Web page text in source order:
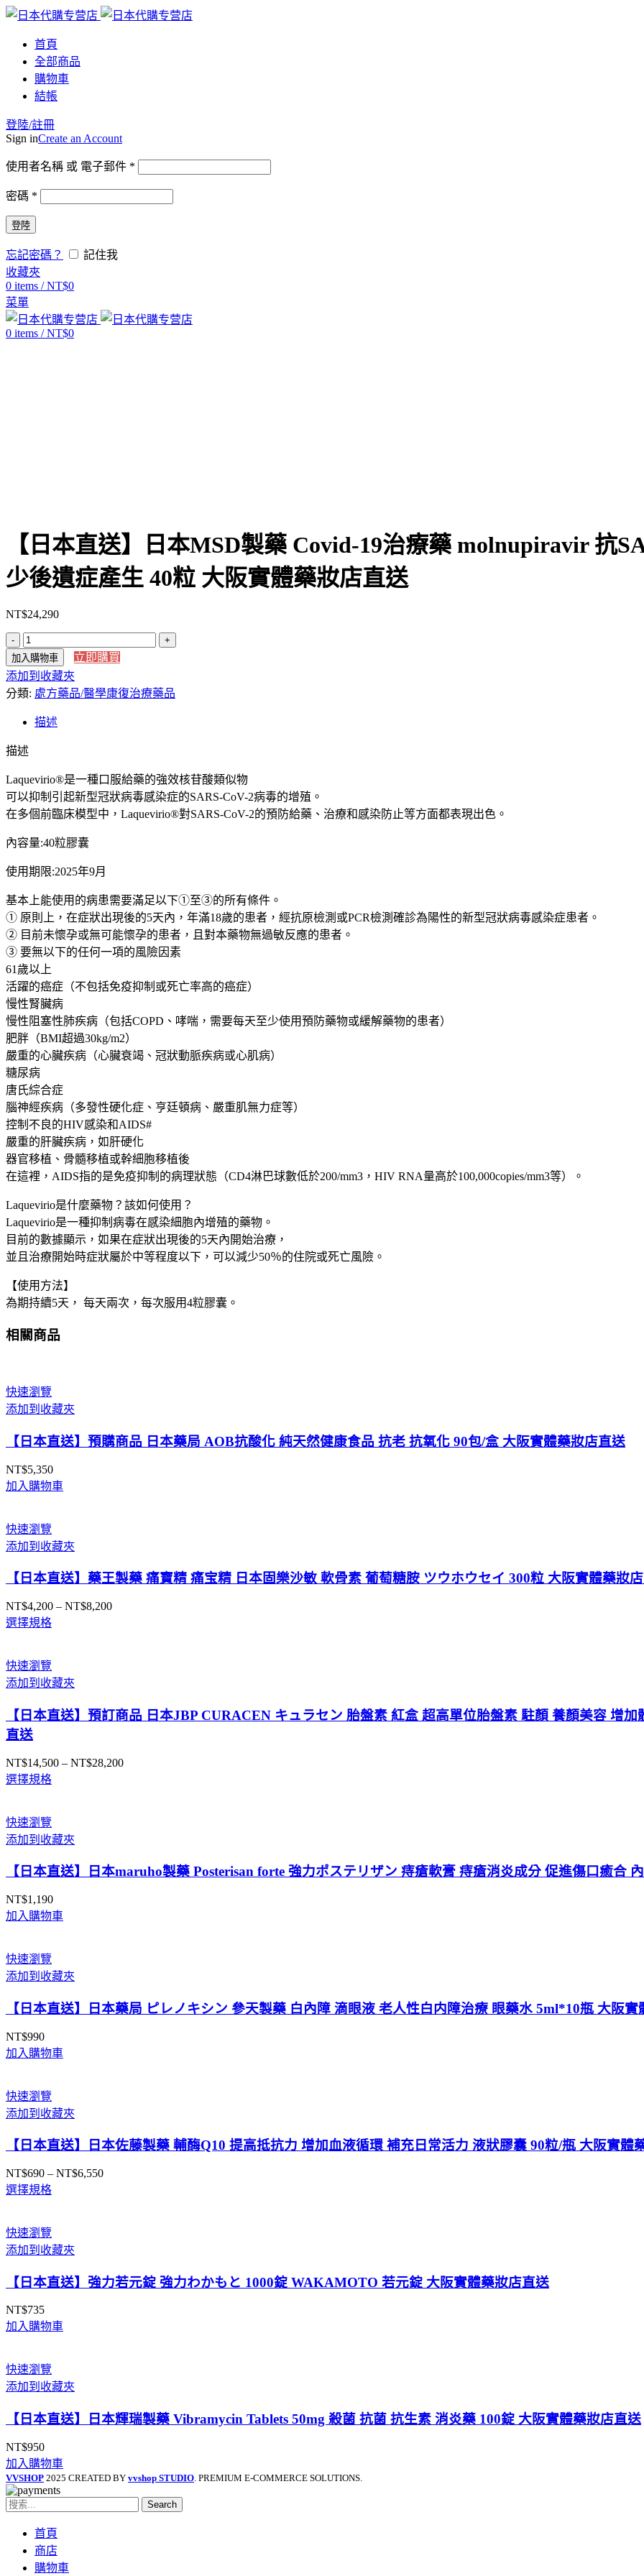
首頁
全部商品
購物車
結帳
登陸/註冊
Sign inCreate an Account
使用者名稱 或 電子郵件 *
密碼 *
登陸
忘記密碼？
記住我
收藏夾
0 items / NT$0
菜單
0 items / NT$0
【日本直送】日本MSD製藥 Covid-19治療藥 molnupiravir 抗
少後遺症產生 40粒 大阪實體藥妝店直送
NT$24,290
【日
本
直
送】
本
製
藥
Covid-
19
治
療
molnupiravir
SARS
抗
冠
狀
病
毒
劑
預
防
重
症
減
少
後
遺
症
產
40
粒
大
阪
體
藥
店
數
量
加入購物車
立即購買
添加到收藏夾
分類: 處方藥品/醫學康復治療藥品
描述
描述
Laquevirio®是一種口服給藥的強效核苷酸類似物
可以抑制引起新型冠狀病毒感染症的SARS-CoV-2病毒的增殖。
在多個前臨床模型中，Laquevirio®對SARS-CoV-2的預防給藥、治療和感染防止等方面都表現出色。
內容量:40粒膠囊
使用期限:2025年9月
基本上能使用的病患需要滿足以下①至③的所有條件。
① 原則上，在症狀出現後的5天內，年滿18歲的患者，經抗原檢測或PCR檢測確診為陽性的新型冠狀病毒感染症患者。
② 目前未懷孕或無可能懷孕的患者，且對本藥物無過敏反應的患者。
③ 要無以下的任何一項的風險因素
61歲以上
活躍的癌症（不包括免疫抑制或死亡率高的癌症）
慢性腎臟病
慢性阻塞性肺疾病（包括COPD、哮喘，需要每天至少使用預防藥物或緩解藥物的患者）
肥胖（BMI超過30kg/m2）
嚴重的心臟疾病（心臟衰竭、冠狀動脈疾病或心肌病）
糖尿病
唐氏綜合症
腦神經疾病（多發性硬化症、亨廷頓病、嚴重肌無力症等）
控制不良的HIV感染和AIDS#
嚴重的肝臟疾病，如肝硬化
器官移植、骨髓移植或幹細胞移植後
在這裡，AIDS指的是免疫抑制的病理狀態（CD4淋巴球數低於200/mm3，HIV RNA量高於100,000copies/mm3等）。
Laquevirio是什麼藥物？該如何使用？
Laquevirio是一種抑制病毒在感染細胞內增殖的藥物。
目前的數據顯示，如果在症狀出現後的5天內開始治療，
並且治療開始時症狀屬於中等程度以下，可以減少50％的住院或死亡風險。
【使用方法】
為期持續5天， 每天兩次，每次服用4粒膠囊。
相關商品
快速瀏覽
添加到收藏夾
【日本直送】預購商品 日本藥局 AOB抗酸化 純天然健康食品 抗老 抗氧化 90包/盒 大阪實體藥妝店直送
NT$5,350
加入購物車
快速瀏覽
添加到收藏夾
【日本直送】藥王製藥 痛寶精 痛宝精 日本固樂沙敏 軟骨素 葡萄糖胺 ツウホウセイ 300粒 大阪實體藥妝
NT$4,200 – NT$8,200價
選擇規格
快速瀏覽
添加到收藏夾
【日本直送】預訂商品 日本JBP CURACEN キュラセン 胎盤素 紅盒 超高單位胎盤素 駐顏 養顏美容 增
直送
NT$14,500 – NT$28,200價
NT$28,200
選擇規格
快速瀏覽
添加到收藏夾
【日本直送】日本maruho製藥 Posterisan forte 強力ポステリザン 痔瘡軟膏 痔瘡消炎成分 促進傷口癒合
NT$1,190
加入購物車
快速瀏覽
添加到收藏夾
【日本直送】日本藥局 ピレノキシン 參天製藥 白內障 滴眼液 老人性白内障治療 眼藥水 5ml*10瓶 大阪實
NT$990
加入購物車
快速瀏覽
添加到收藏夾
【日本直送】日本佐藤製藥 輔酶Q10 提高抵抗力 增加血液循環 補充日常活力 液狀膠囊 90粒/瓶 大阪實體
NT$690 – NT$6,550價
選擇規格
快速瀏覽
添加到收藏夾
【日本直送】強力若元錠 強力わかもと 1000錠 WAKAMOTO 若元錠 大阪實體藥妝店直送
NT$735
加入購物車
快速瀏覽
添加到收藏夾
【日本直送】日本輝瑞製藥 Vibramycin Tablets 50mg 殺菌 抗菌 抗生素 消炎藥 100錠 大阪實體藥妝店直送
NT$950
加入購物車
VVSHOP 2025 CREATED BY vvshop STUDIO . PREMIUM E-COMMERCE SOLUTIONS.
Search
首頁
商店
購物車